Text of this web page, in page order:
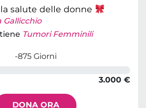
salute delle donne
Gallicchio
Tumori Femminili
-875 Giorni
3.000 €
DONA ORA